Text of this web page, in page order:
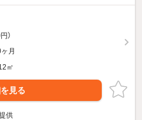
）
月
㎡
見る
供